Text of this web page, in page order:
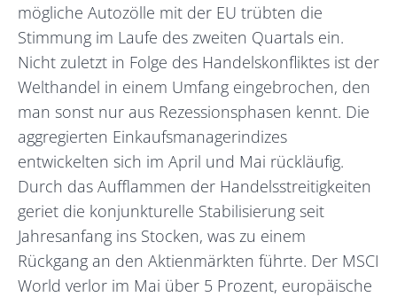
mögliche Autozölle mit der EU trübten die
Stimmung im Laufe des zweiten Quartals ein.
Nicht zuletzt in Folge des Handelskonfliktes ist der
Welthandel in einem Umfang eingebrochen, den
man sonst nur aus Rezessionsphasen kennt. Die
aggregierten Einkaufsmanagerindizes
entwickelten sich im April und Mai rückläufig.
Durch das Aufflammen der Handelsstreitigkeiten
geriet die konjunkturelle Stabilisierung seit
Jahresanfang ins Stocken, was zu einem
Rückgang an den Aktienmärkten führte. Der MSCI
World verlor im Mai über 5 Prozent, europäische